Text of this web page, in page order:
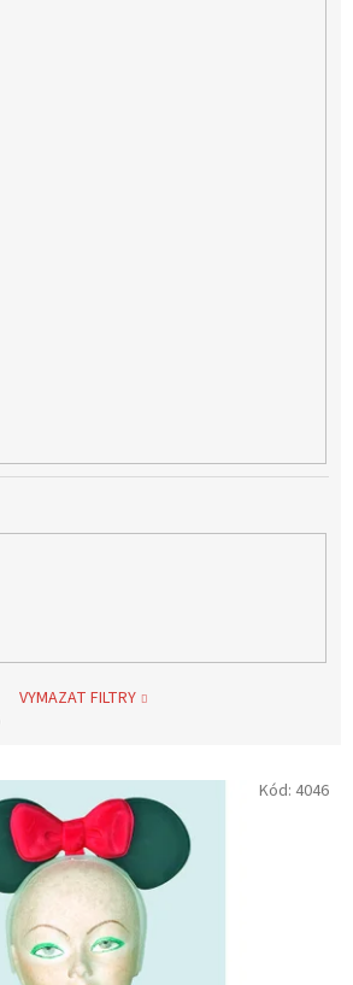
VYMAZAT FILTRY
Kód: 4046